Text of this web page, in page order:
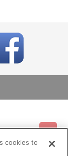
cookies to